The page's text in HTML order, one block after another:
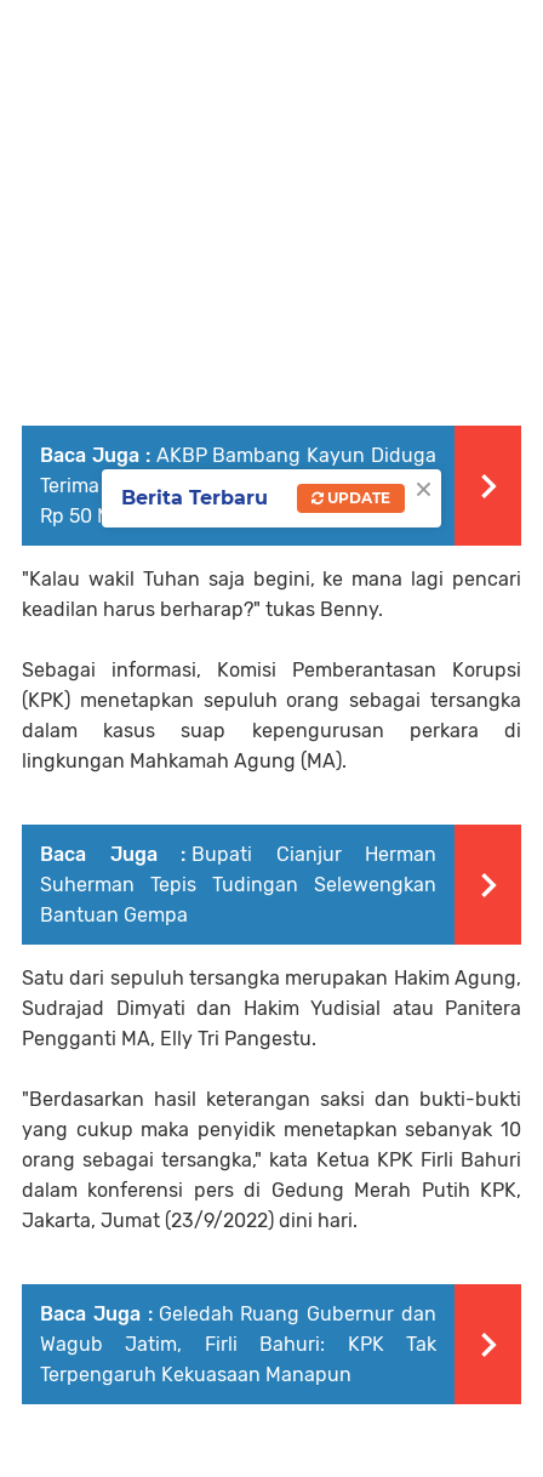
Baca Juga : AKBP Bambang Kayun Diduga
Terima Suap Mobil Mewah dan Gratifikasi
Rp 50 Miliar
"Kalau wakil Tuhan saja begini, ke mana lagi pencari
keadilan harus berharap?" tukas Benny.
Sebagai informasi, Komisi Pemberantasan Korupsi
(KPK) menetapkan sepuluh orang sebagai tersangka
dalam kasus suap kepengurusan perkara di
lingkungan Mahkamah Agung (MA).
Baca Juga : Bupati Cianjur Herman
Suherman Tepis Tudingan Selewengkan
Bantuan Gempa
Satu dari sepuluh tersangka merupakan Hakim Agung,
Sudrajad Dimyati dan Hakim Yudisial atau Panitera
Pengganti MA, Elly Tri Pangestu.
"Berdasarkan hasil keterangan saksi dan bukti-bukti
yang cukup maka penyidik menetapkan sebanyak 10
orang sebagai tersangka," kata Ketua KPK Firli Bahuri
dalam konferensi pers di Gedung Merah Putih KPK,
Jakarta, Jumat (23/9/2022) dini hari.
Baca Juga : Geledah Ruang Gubernur dan
Wagub Jatim, Firli Bahuri: KPK Tak
Terpengaruh Kekuasaan Manapun
×
Berita Terbaru UPDATE